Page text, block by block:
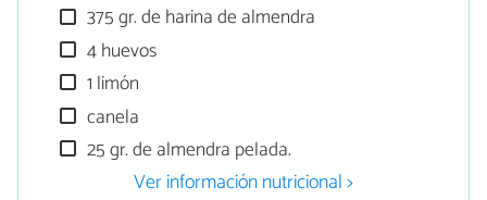
375 gr. de harina de almendra
4 huevos
1 limón
canela
25 gr. de almendra pelada.
Ver información nutricional >